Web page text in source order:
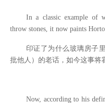
In a classic example of
throw stones, it now paints
印证了为什么玻璃房子
批他人）的老话，如今这事将
Now, according to his